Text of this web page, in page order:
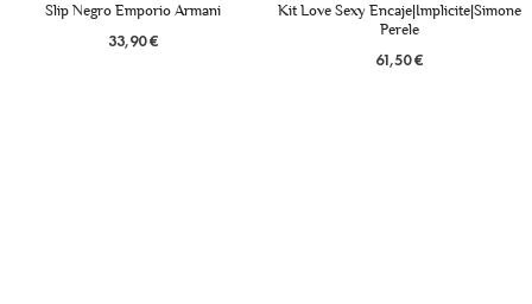
Kit Love Sexy Encaje|Implicite|Simone